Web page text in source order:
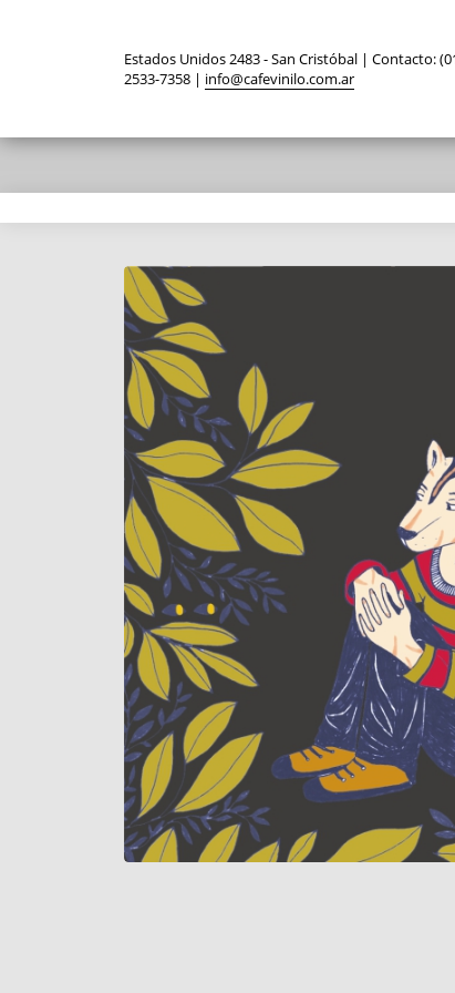
Estados Unidos 2483 - San Cristóbal | Contacto:
2533-7358 | info@cafevinilo.com.ar